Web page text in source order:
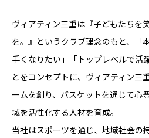
ヴィアティン三重は『子どもたちを
を。』というクラブ理念のもと、「
手くなりたい」「トップレベルで活
とをコンセプトに、ヴィアティン三
ームを創り、バスケットを通じて心
域を活性化する人材を育成。
当社はスポーツを通じ、地域社会の